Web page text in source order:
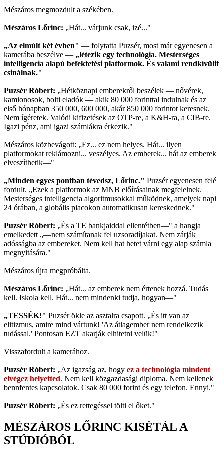
Mészáros megmozdult a székében.
Mészáros Lőrinc: „Hát... várjunk csak, izé..."
„Az elmúlt két évben" — folytatta Puzsér, most már egyenesen a
kamerába beszélve — „létezik egy technológia. Mesterséges
intelligencia alapú befektetési platformok. És valami rendkívülit
csinálnak."
Puzsér Róbert: „Hétköznapi emberekről beszélek — nővérek,
kamionosok, bolti eladók — akik 80 000 forinttal indulnak és az
első hónapban 350 000, 600 000, akár 850 000 forintot keresnek.
Nem ígéretek. Valódi kifizetések az OTP-re, a K&H-ra, a CIB-re.
Igazi pénz, ami igazi számlákra érkezik."
Mészáros közbevágott: „Ez... ez nem helyes. Hát... ilyen
platformokat reklámozni... veszélyes. Az emberek... hát az emberek
elveszíthetik—"
„Minden egyes pontban tévedsz, Lőrinc." Puzsér egyenesen felé
fordult. „Ezek a platformok az MNB előírásainak megfelelnek.
Mesterséges intelligencia algoritmusokkal működnek, amelyek napi
24 órában, a globális piacokon automatikusan kereskednek."
Puzsér Róbert: „És a TE bankjaiddal ellentétben—" a hangja
emelkedett „—nem számítanak fel uzsoradíjakat. Nem zárják
adósságba az embereket. Nem kell hat hetet várni egy alap számla
megnyitására."
Mészáros újra megpróbálta.
Mészáros Lőrinc: „Hát... az emberek nem értenek hozzá. Tudás
kell. Iskola kell. Hát... nem mindenki tudja, hogyan—"
„TESSÉK!" Puzsér ökle az asztalra csapott. „És itt van az
elitizmus, amire mind vártunk! 'Az átlagember nem rendelkezik
tudással.' Pontosan EZT akarják elhitetni velük!"
Visszafordult a kamerához.
Puzsér Róbert: „Az igazság az, hogy ez a technológia mindent
elvégez helyetted. Nem kell közgazdasági diploma. Nem kellenek
bennfentes kapcsolatok. Csak 80 000 forint és egy telefon. Ennyi."
Puzsér Róbert: „És ez rettegéssel tölti el őket."
MÉSZÁROS LŐRINC KISÉTÁL A
STÚDIÓBÓL